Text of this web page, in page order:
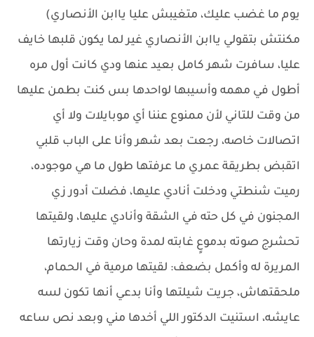
يوم ما غضب عليك، متغيبش عليا ياابن الأنصاري)
مكنتش بتقولي ياابن الأنصاري غير لما يكون قلبها خايف
عليا، سافرت شهر كامل بعيد عنها ودي كانت أول مره
أطول في مهمه وأسيبها لواحدها بس كنت بطمن عليها
من وقت للتاني لأن ممنوع عننا أي موبايلات ولا أي
اتصالات خاصه، رجعت بعد شهر وأنا على الباب قلبي
اتقبض بطريقة عمري ما عرفتها طول ما هي موجوده،
رميت شنطتي ودخلت أنادي عليها، فضلت أدور زي
المجنون في كل حته في الشقة وأنادي عليها، ولقيتها
تحشرج صوته بدموعٍ غابته لمدة وحان وقت زيارتها
المريرة له وأكمل بضعف: لقيتها مرمية في الحمام،
ملحقتهاش، جريت شيلتها وأنا بدعي أنها تكون لسه
عايشه، استنيت الدكتور اللي أخدها مني وبعد نص ساعه